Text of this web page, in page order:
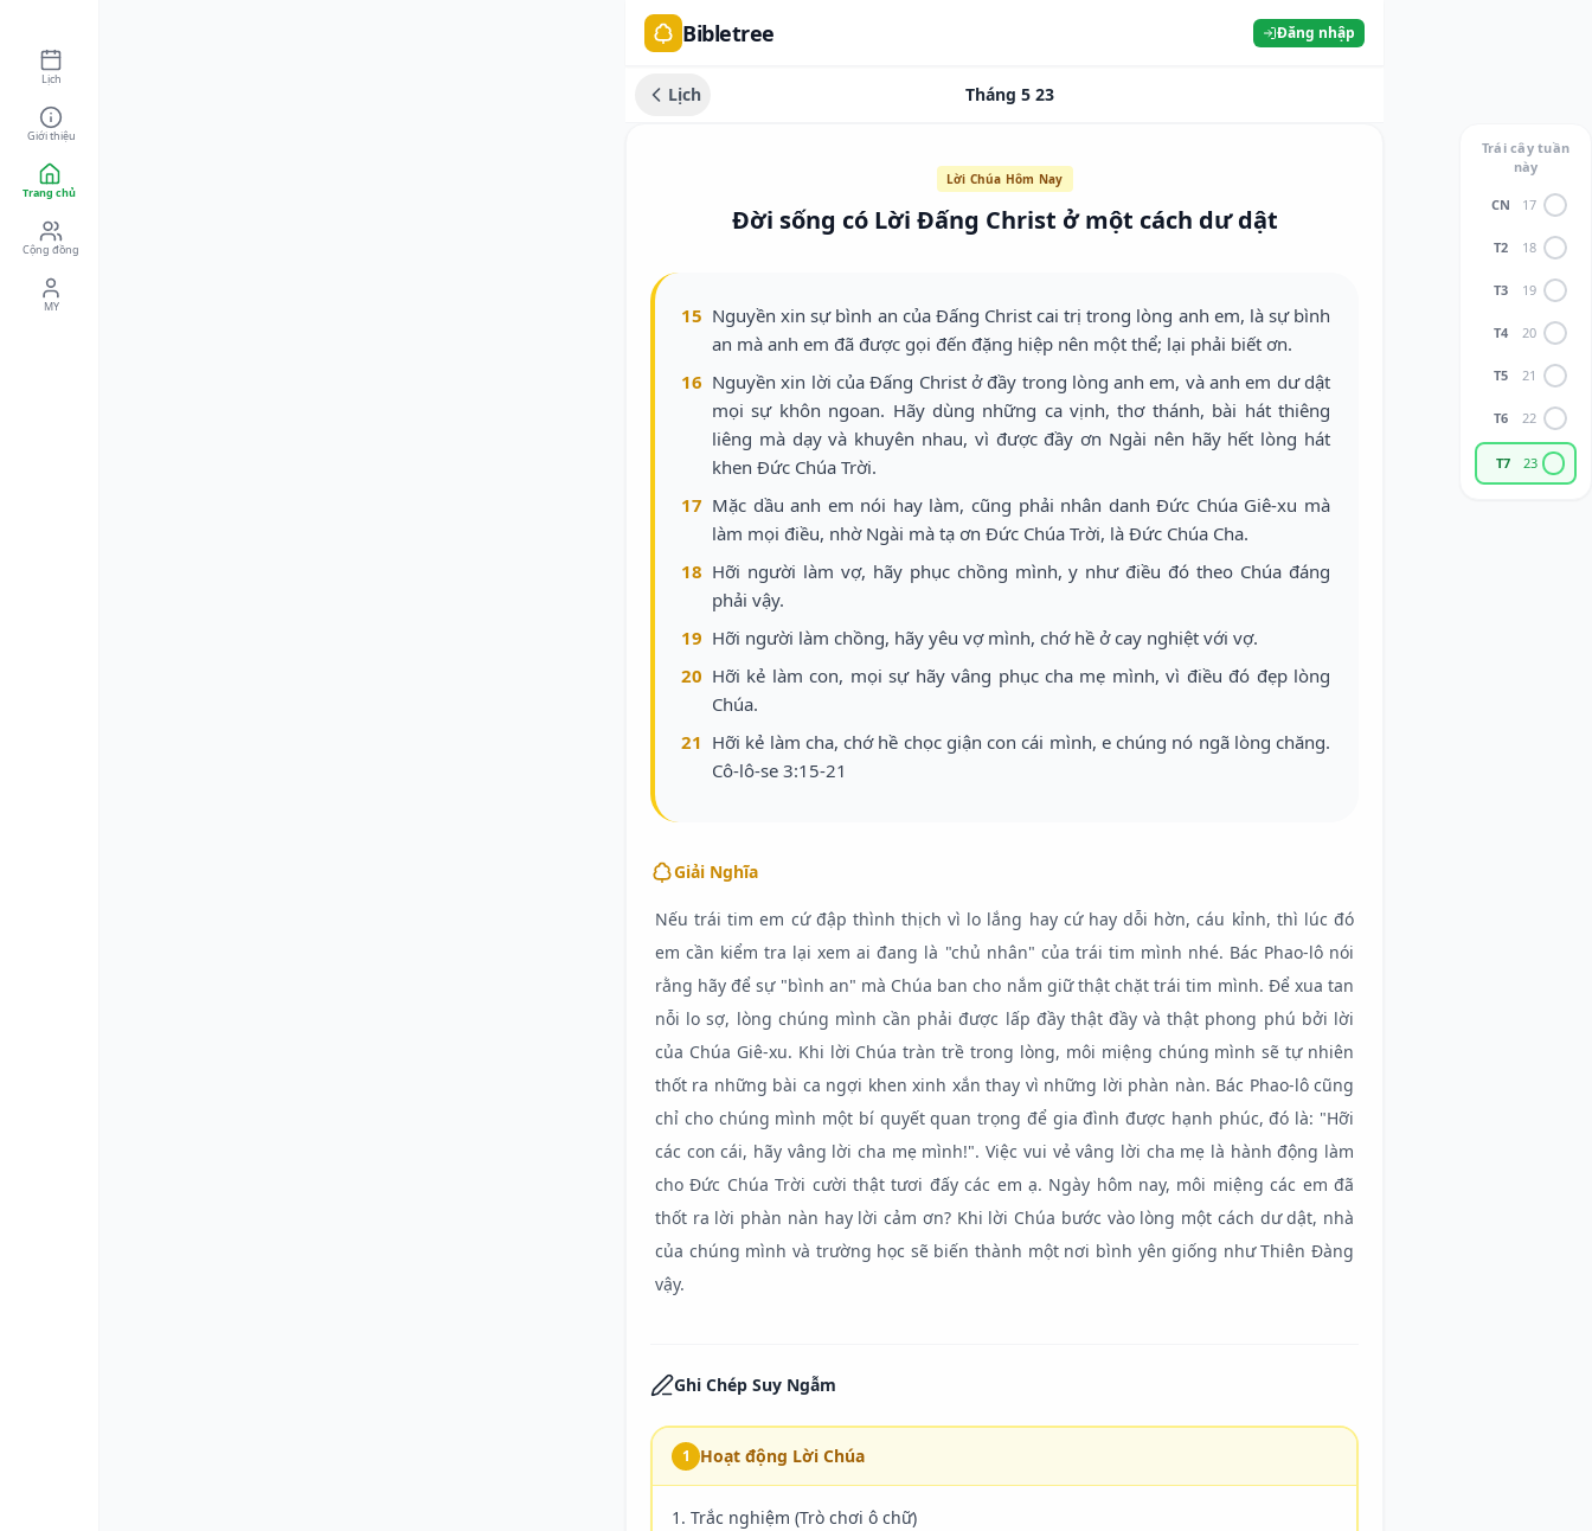
Bibletree Đăng nhập
Lịch Tháng 5 23
Lời Chúa Hôm Nay
Đời sống có Lời Đấng Christ ở một cách dư dật
15 Nguyền xin sự bình an của Đấng Christ cai trị trong lòng anh em, là sự bình
an mà anh em đã được gọi đến đặng hiệp nên một thể; lại phải biết ơn.
16 Nguyền xin lời của Đấng Christ ở đầy trong lòng anh em, và anh em dư dật
mọi sự khôn ngoan. Hãy dùng những ca vịnh, thơ thánh, bài hát thiêng
liêng mà dạy và khuyên nhau, vì được đầy ơn Ngài nên hãy hết lòng hát
khen Đức Chúa Trời.
17 Mặc dầu anh em nói hay làm, cũng phải nhân danh Đức Chúa Giê-xu mà
làm mọi điều, nhờ Ngài mà tạ ơn Đức Chúa Trời, là Đức Chúa Cha.
18 Hỡi người làm vợ, hãy phục chồng mình, y như điều đó theo Chúa đáng
phải vậy.
19 Hỡi người làm chồng, hãy yêu vợ mình, chớ hề ở cay nghiệt với vợ.
20 Hỡi kẻ làm con, mọi sự hãy vâng phục cha mẹ mình, vì điều đó đẹp lòng
Chúa.
21 Hỡi kẻ làm cha, chớ hề chọc giận con cái mình, e chúng nó ngã lòng chăng.
Cô-lô-se 3:15-21
Giải Nghĩa
Nếu trái tim em cứ đập thình thịch vì lo lắng hay cứ hay dỗi hờn, cáu kỉnh, thì lúc đó
em cần kiểm tra lại xem ai đang là "chủ nhân" của trái tim mình nhé. Bác Phao-lô nói
rằng hãy để sự "bình an" mà Chúa ban cho nắm giữ thật chặt trái tim mình. Để xua tan
nỗi lo sợ, lòng chúng mình cần phải được lấp đầy thật đầy và thật phong phú bởi lời
của Chúa Giê-xu. Khi lời Chúa tràn trề trong lòng, môi miệng chúng mình sẽ tự nhiên
thốt ra những bài ca ngợi khen xinh xắn thay vì những lời phàn nàn. Bác Phao-lô cũng
chỉ cho chúng mình một bí quyết quan trọng để gia đình được hạnh phúc, đó là: "Hỡi
các con cái, hãy vâng lời cha mẹ mình!". Việc vui vẻ vâng lời cha mẹ là hành động làm
cho Đức Chúa Trời cười thật tươi đấy các em ạ. Ngày hôm nay, môi miệng các em đã
thốt ra lời phàn nàn hay lời cảm ơn? Khi lời Chúa bước vào lòng một cách dư dật, nhà
của chúng mình và trường học sẽ biến thành một nơi bình yên giống như Thiên Đàng
vậy.
Ghi Chép Suy Ngẫm
1 Hoạt động Lời Chúa
1. Trắc nghiệm (Trò chơi ô chữ)
Trái cây tuần
này
CN 17
T2 18
T3 19
T4 20
T5 21
T6 22
T7 23
Lịch
Giới thiệu
Trang chủ
Cộng đồng
MY